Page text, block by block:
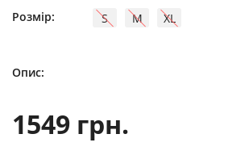
Розмір: S M XL
Опис:
1549 грн.